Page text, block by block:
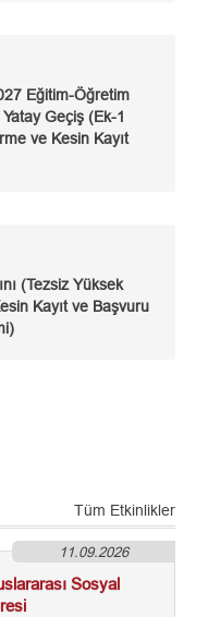
Eğitim-Öğretim
Geçiş (Ek-1
ve Kesin Kayıt
(Tezsiz Yüksek
Kayıt ve Başvuru
Tüm Etkinlikler
11.09.2026
Sosyal